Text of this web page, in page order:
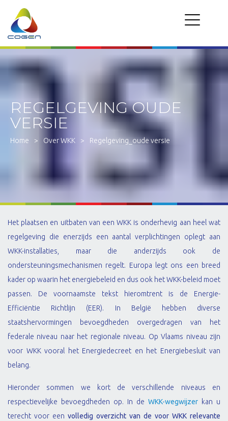
REGELGEVING OUDE
VERSIE
Home > Over WKK > Regelgeving_oude versie
Het plaatsen en uitbaten van een WKK is onderhevig aan heel wat
regelgeving die enerzijds een aantal verplichtingen oplegt aan
WKK-installaties, maar die anderzijds ook de
ondersteuningsmechanismen regelt. Europa legt ons een breed
kader op waarin het energiebeleid en dus ook het WKK-beleid moet
passen. De voornaamste tekst hieromtrent is de Energie-
Efficiëntie Richtlijn (EER). In België hebben diverse
staatshervormingen bevoegdheden overgedragen van het
federale niveau naar het regionale niveau. Op Vlaams niveau zijn
voor WKK vooral het Energiedecreet en het Energiebesluit van
belang.
Hieronder sommen we kort de verschillende niveaus en
respectievelijke bevoegdheden op. In de WKK-wegwijzer kan u
terecht voor een volledig overzicht van de voor WKK relevante